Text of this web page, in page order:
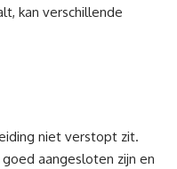
kan verschillende
niet verstopt zit.
aangesloten zijn en